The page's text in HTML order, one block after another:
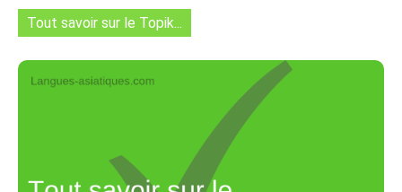
Tout savoir sur le Topik...